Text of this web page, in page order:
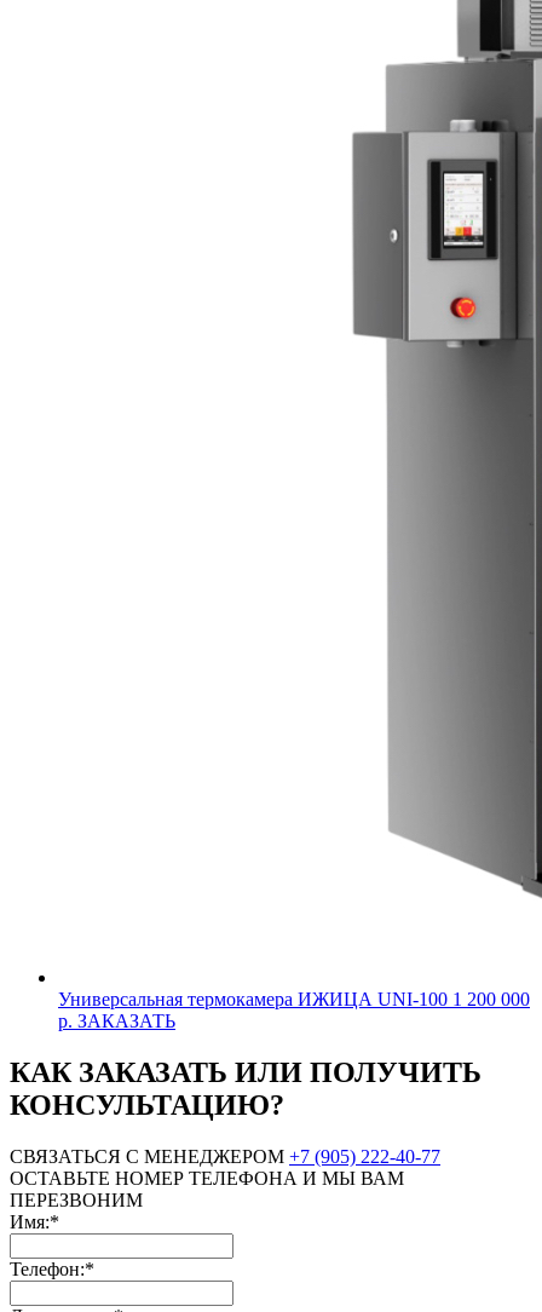
Универсальная термокамера ИЖИЦА UNI-100 1 200 000
р. ЗАКАЗАТЬ
КАК ЗАКАЗАТЬ ИЛИ ПОЛУЧИТЬ
КОНСУЛЬТАЦИЮ?
СВЯЗАТЬСЯ С МЕНЕДЖЕРОМ +7 (905) 222-40-77
ОСТАВЬТЕ НОМЕР ТЕЛЕФОНА И МЫ ВАМ
ПЕРЕЗВОНИМ
Имя:*
Телефон:*